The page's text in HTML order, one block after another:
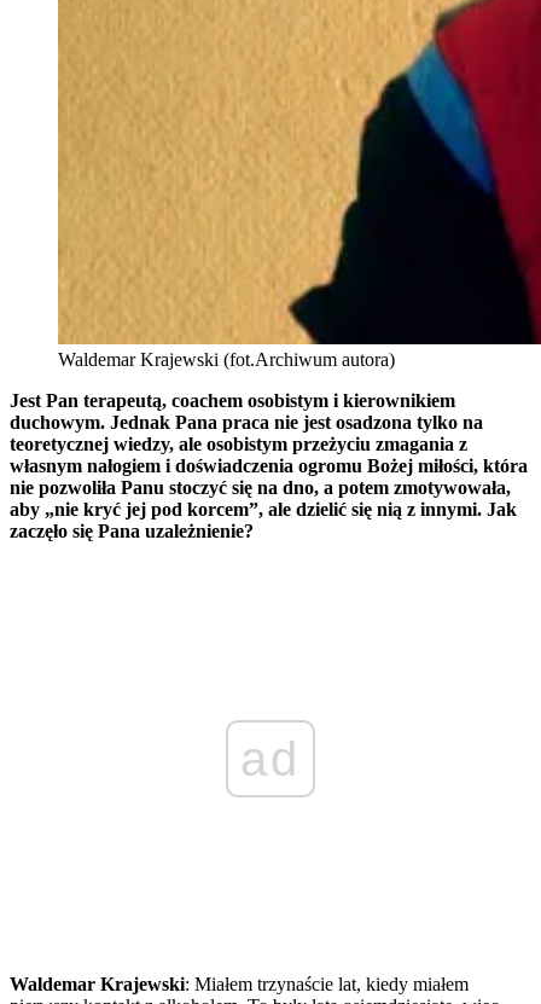
Waldemar Krajewski (fot.Archiwum autora)
Jest Pan terapeutą, coachem osobistym i kierownikiem
duchowym. Jednak Pana praca nie jest osadzona tylko na
teoretycznej wiedzy, ale osobistym przeżyciu zmagania z
własnym nałogiem i doświadczenia ogromu Bożej miłości, która
nie pozwoliła Panu stoczyć się na dno, a potem zmotywowała,
aby „nie kryć jej pod korcem”, ale dzielić się nią z innymi. Jak
zaczęło się Pana uzależnienie?
ad
Waldemar Krajewski: Miałem trzynaście lat, kiedy miałem